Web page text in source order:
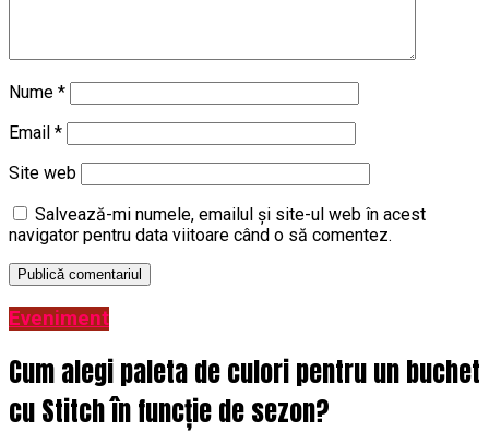
Nume *
Email *
Site web
Salvează-mi numele, emailul și site-ul web în acest
navigator pentru data viitoare când o să comentez.
Eveniment
Cum alegi paleta de culori pentru un buchet
cu Stitch în funcție de sezon?